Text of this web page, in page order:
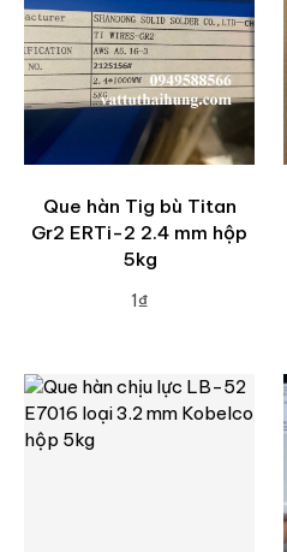
Que hàn Tig bù Titan
Gr2 ERTi-2 2.4 mm hộp
5kg
1₫